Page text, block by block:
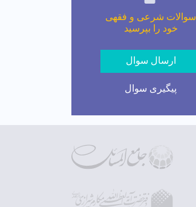
سوالات شرعی و فقهی
خود را بپرسید
ارسال سوال
پیگیری سوال